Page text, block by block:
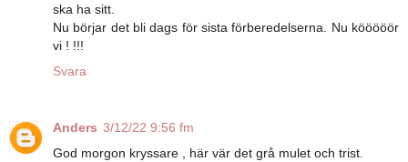
ska ha sitt.
Nu börjar det bli dags för sista förberedelserna. Nu kööööör
vi ! !!!
Svara
Anders 3/12/22 9:56 fm
God morgon kryssare , här vär det grå mulet och trist.